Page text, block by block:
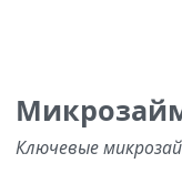
Ключевые